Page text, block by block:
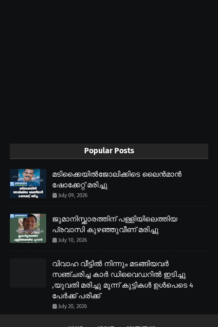
Popular Posts
മടിക്കൈയിൽജോലിക്കിടെ ലൈൻമാൻ
ഷോക്കേറ്റ് മരിച്ചു
July 09, 2026
ജുമാനിസ്ക്കാരത്തിന് പള്ളിയിലെത്തിയ
പ്രവാസി കുഴഞ്ഞുവീണ് മരിച്ചു
July 10, 2026
വിവാഹ വീട്ടിൽ നിന്നും മടങ്ങിയവർ
സഞ്ചരിച്ച കാർ ഡിവൈഡറിൽ ഇടിച്ചു
,യുവതി മരിച്ചു മൂന്ന് കുട്ടികൾ ഉൾപെടെ 4
പേർക്ക് പരിക്ക്
July 20, 2026